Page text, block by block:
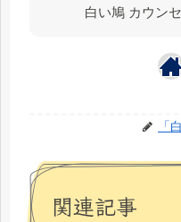
白い鳩 カウン
「
関連記事